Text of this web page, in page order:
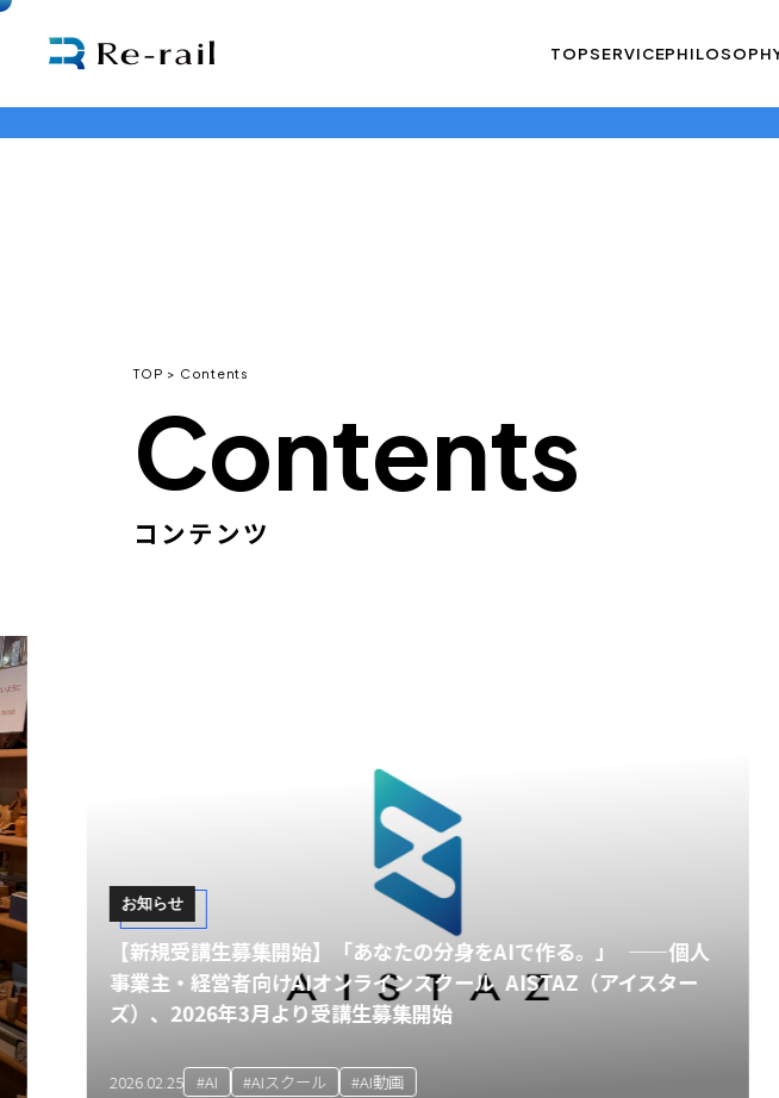
TOPSERVICE
TOP Contents
Contents
コンテンツ
開始】「あなたの分身をAIで作る。」 ——個人
AIオンラインスクール AISTAZ（アイスター
り受講生募集開始
クール #AI動画
お知らせ
【テレビ出演】弊社